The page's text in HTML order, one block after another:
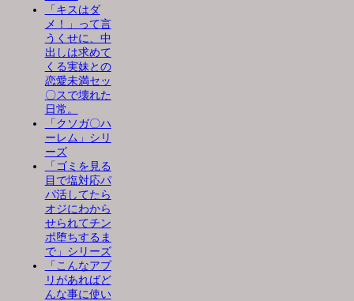
「キスはダ
メ！」って言
うくせに、中
出しは求めて
くる実妹との
恋愛未満セッ
〇スで壊れた
日常。
「クソガ〇ハ
ーレム」シリ
ーズ
「ゴミを見る
目で塩対応パ
パ活してたら
オジにわから
せられてチン
ポ堕ちするま
で」シリーズ
「こんなアプ
リがあればど
んな事に使い